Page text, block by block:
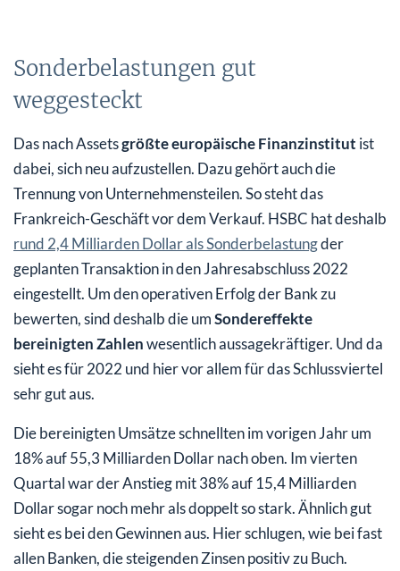
Sonderbelastungen gut
weggesteckt
Das nach Assetsgrößte europäische Finanzinstitut ist
dabei, sich neu aufzustellen. Dazu gehört auch die
Trennung von Unternehmensteilen. So steht das
Frankreich-Geschäft vor dem Verkauf. HSBC hat deshalb
rund 2,4 Milliarden Dollar als Sonderbelastungder
geplanten Transaktion in den Jahresabschluss 2022
eingestellt. Um den operativen Erfolg der Bank zu
bewerten, sind deshalb die umSondereffekte
bereinigten Zahlenwesentlich aussagekräftiger. Und da
sieht es für 2022 und hier vor allem für das Schlussviertel
sehr gut aus.
Die bereinigten Umsätze schnellten im vorigen Jahr um
18% auf 55,3 Milliarden Dollar nach oben. Im vierten
Quartal war der Anstieg mit 38% auf 15,4 Milliarden
Dollar sogar noch mehr als doppelt so stark. Ähnlich gut
sieht es bei den Gewinnen aus. Hier schlugen, wie bei fast
allen Banken, die steigenden Zinsen positiv zu Buch.